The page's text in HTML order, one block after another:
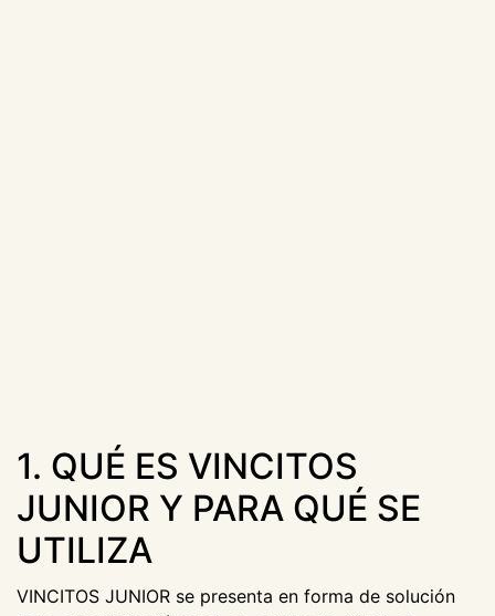
1. QUÉ ES VINCITOS
JUNIOR Y PARA QUÉ SE
UTILIZA
VINCITOS JUNIOR se presenta en forma de solución